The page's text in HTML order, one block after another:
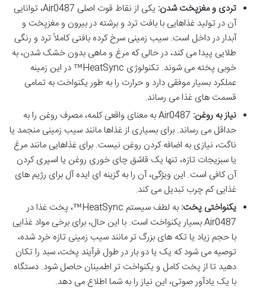
تردی و مغزپخت شدن:
یکی از نقاط قوت اصلی Air0487، توانایی
آن در تولید غذاهایی با بافت ترد و برشته در بیرون و مغزپخت و
آبدار در داخل است. سیب زمینی سرخ کرده بافتی کاملاً ترد و رنگی
طلایی پیدا می کند، در حالی که مرغ و ماهی بدون خشک شدن، به
خوبی پخته می شوند. تکنولوژی HeatSync™ در این زمینه
عملکرد بسیار موفقی دارد و حرارت را به طور یکنواخت به تمامی
قسمت های غذا می رساند.
نیاز به روغن:
Air0487 به معنای واقعی کلمه، مصرف روغن را به
حداقل می رساند. برای بسیاری از غذاها مانند سیب زمینی منجمد یا
ناگت، نیازی به اضافه کردن روغن نیست. برای غذاهایی مانند مرغ
یا سبزیجات تازه، تنها یک قاشق چای خوری روغن یا اسپری کردن
آن کافی است. این ویژگی، آن را به گزینه ای ایده آل برای رژیم های
غذایی کم چرب تبدیل می کند.
یکنواختی پخت:
به لطف سیستم HeatSync™، پخت غذا در
Air0487 بسیار یکنواخت است. با این حال، برای برخی مواد غذایی
با حجم زیاد یا تکه های بزرگ تر مانند سیب زمینی تازه خرد شده،
توصیه می شود که یک یا دو بار در طول فرآیند پخت، سبد را تکان
دهید تا از پخت کامل و یکنواخت تر اطمینان حاصل شود. دستگاه
با یک یادآور صوتی، این نیاز را به شما اطلاع می دهد.